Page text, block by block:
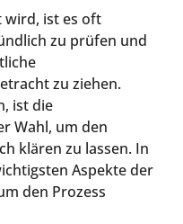
wird, ist es oft
zu prüfen und
zu ziehen.
ist die
Wahl, um den
klären zu lassen. In
Aspekte der
den Prozess